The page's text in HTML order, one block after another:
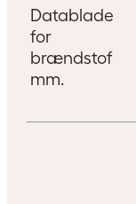
Datablade
for
brændstof
mm.